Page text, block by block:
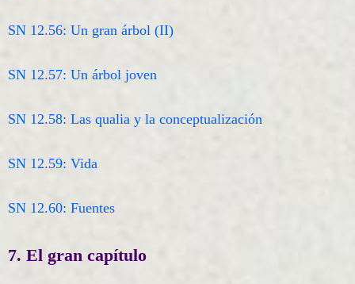
SN 12.56: Un gran árbol (II)
SN 12.57: Un árbol joven
SN 12.58: Las qualia y la conceptualización
SN 12.59: Vida
SN 12.60: Fuentes
7. El gran capítulo